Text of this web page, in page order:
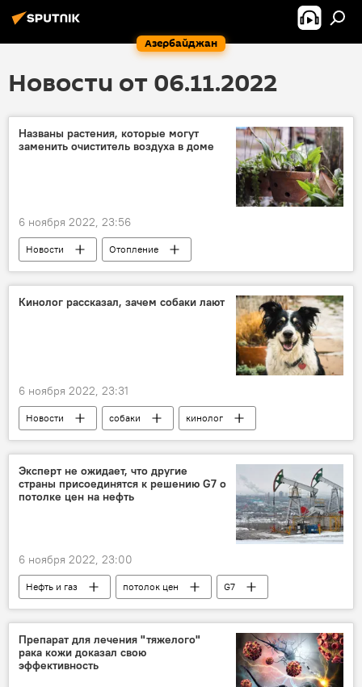
Азербайджан
Новости от 06.11.2022
Названы растения, которые могут
заменить очиститель воздуха в доме
6 ноября 2022, 23:56
Новости
Отопление
загрязнение воздуха
домашние растения
Здоровье
Кинолог рассказал, зачем собаки лают
6 ноября 2022, 23:31
Новости собаки
кинолог
Российская кинологическая ассоциация
Эксперт не ожидает, что другие
страны присоединятся к решению G7 о
потолке цен на нефть
6 ноября 2022, 23:00
Нефть и газ потолок цен
G7
Россия
Нефть
Экономика
Австралия
Эксперт
Препарат для лечения "тяжелого"
рака кожи доказал свою
эффективность